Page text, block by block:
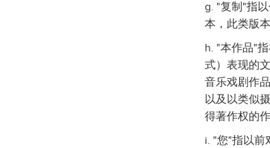
g. "复制"指
本，此类版
h. "本作品"
式）表现的
音乐戏剧作
以及以类似
得著作权的
i. "您"指以前